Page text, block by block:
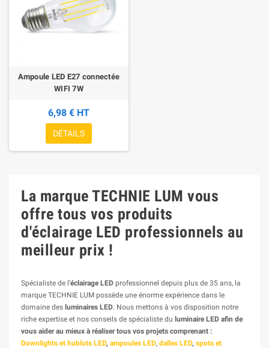
Ampoule LED E27 connectée
WIFI 7W
6,98 € HT
DÉTAILS
La marque TECHNIE LUM vous
offre tous vos produits
d'éclairage LED professionnels au
meilleur prix !
Spécialiste de l’éclairage LED professionnel depuis plus de 35 ans, la
marque TECHNIE LUM possède une énorme expérience dans le
domaine des luminaires LED. Nous mettons à vos disposition notre
riche expertise et nos conseils de spécialiste du luminaire LED afin de
vous aider au mieux à réaliser tous vos projets comprenant :
Downlights et hublots LED, ampoules LED, dalles LED, spots et